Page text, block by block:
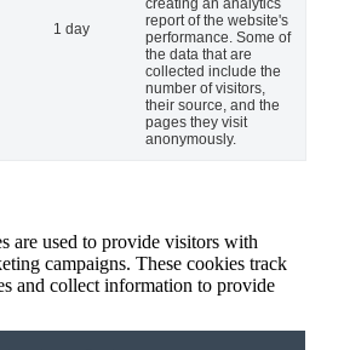
1 day
creating an analytics
report of the website's
performance. Some of
the data that are
collected include the
number of visitors,
their source, and the
pages they visit
anonymously.
are used to provide visitors with
campaigns. These cookies track
and collect information to provide